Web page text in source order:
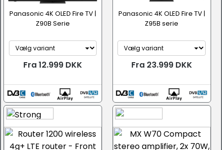
Panasonic 4K OLED Fire TV |
Z90B Serie
Fra 12.999 DKK
Panasonic 4K OLED Fire TV |
Z95B serie
Fra 23.999 DKK